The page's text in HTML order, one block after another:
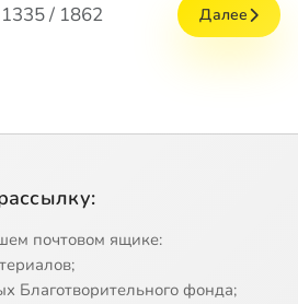
1335 / 1862 Далее
почтовом ящике:
Благотворительного фонда;